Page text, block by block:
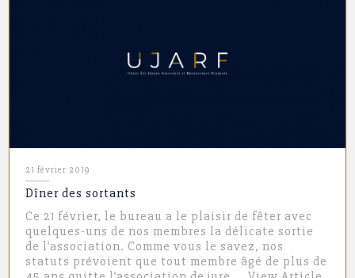
21 février 2019
Dîner des sortants
Ce 21 février, le bureau a le plaisir de fêter avec
quelques-uns de nos membres la délicate sortie
de l’association. Comme vous le savez, nos
statuts prévoient que tout membre âgé de plus de